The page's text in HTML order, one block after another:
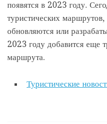
появятся в 2023 году.
туристических
обновляются или
2023 году добавится еще
маршрута.
Туристические